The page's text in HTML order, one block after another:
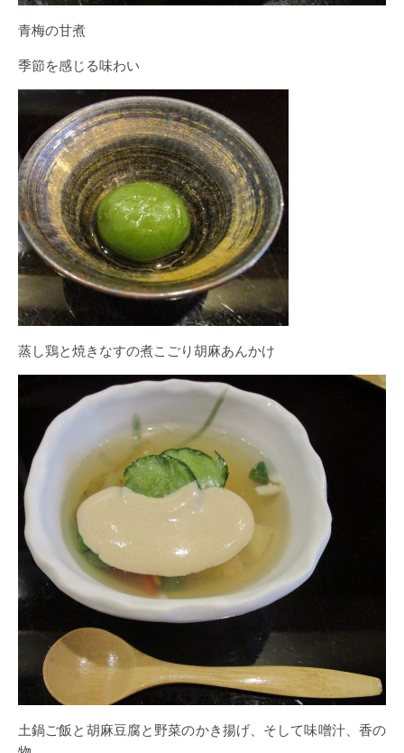
青梅の甘煮
季節を感じる味わい
蒸し鶏と焼きなすの煮こごり胡麻あんかけ
土鍋ご飯と胡麻豆腐と野菜のかき揚げ、そして味噌汁、香の